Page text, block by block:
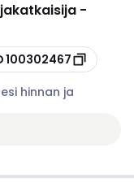
-
100302467
hinnan ja